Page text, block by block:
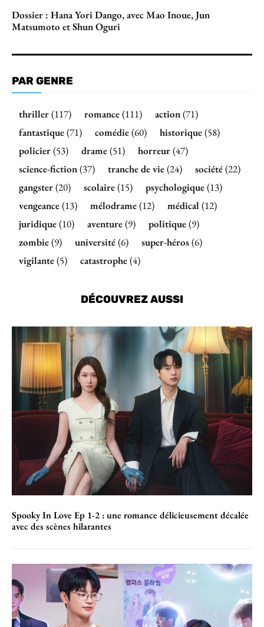
Dossier : Hana Yori Dango, avec Mao Inoue, Jun
Matsumoto et Shun Oguri
PAR GENRE
thriller(117) romance(111) action(71)
fantastique(71) comédie(60) historique(58)
policier(53) drame(51) horreur(47)
science-fiction(37) tranche de vie(24) société(22)
gangster(20) scolaire(15) psychologique(13)
vengeance(13) mélodrame(12) médical(12)
juridique(10) aventure(9) politique(9)
zombie(9) université(6) super-héros(6)
vigilante(5) catastrophe(4)
DÉCOUVREZ AUSSI
Spooky In Love Ep 1-2 : une romance délicieusement décalée
avec des scènes hilarantes